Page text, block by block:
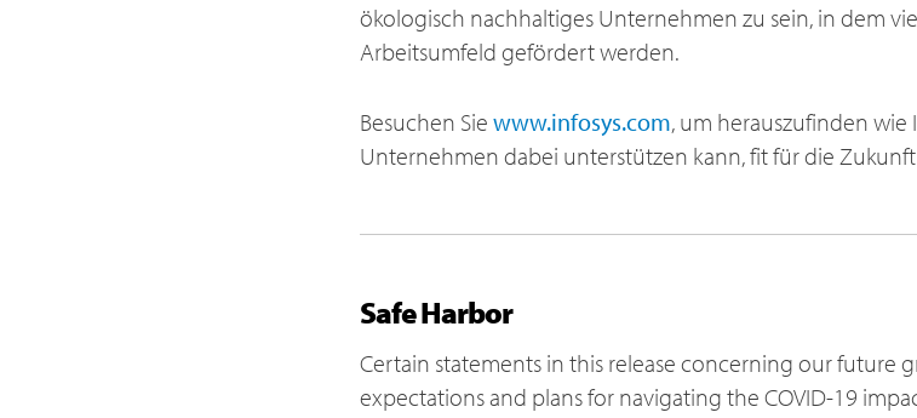
ökologisch nachhaltiges Unternehmen zu sein, in dem
Arbeitsumfeld gefördert werden.
Besuchen Sie www.infosys.com, um herauszufinden wie
Unternehmen dabei unterstützen kann, fit für die
Safe Harbor
Certain statements in this release concerning our future
expectations and plans for navigating the COVID-19